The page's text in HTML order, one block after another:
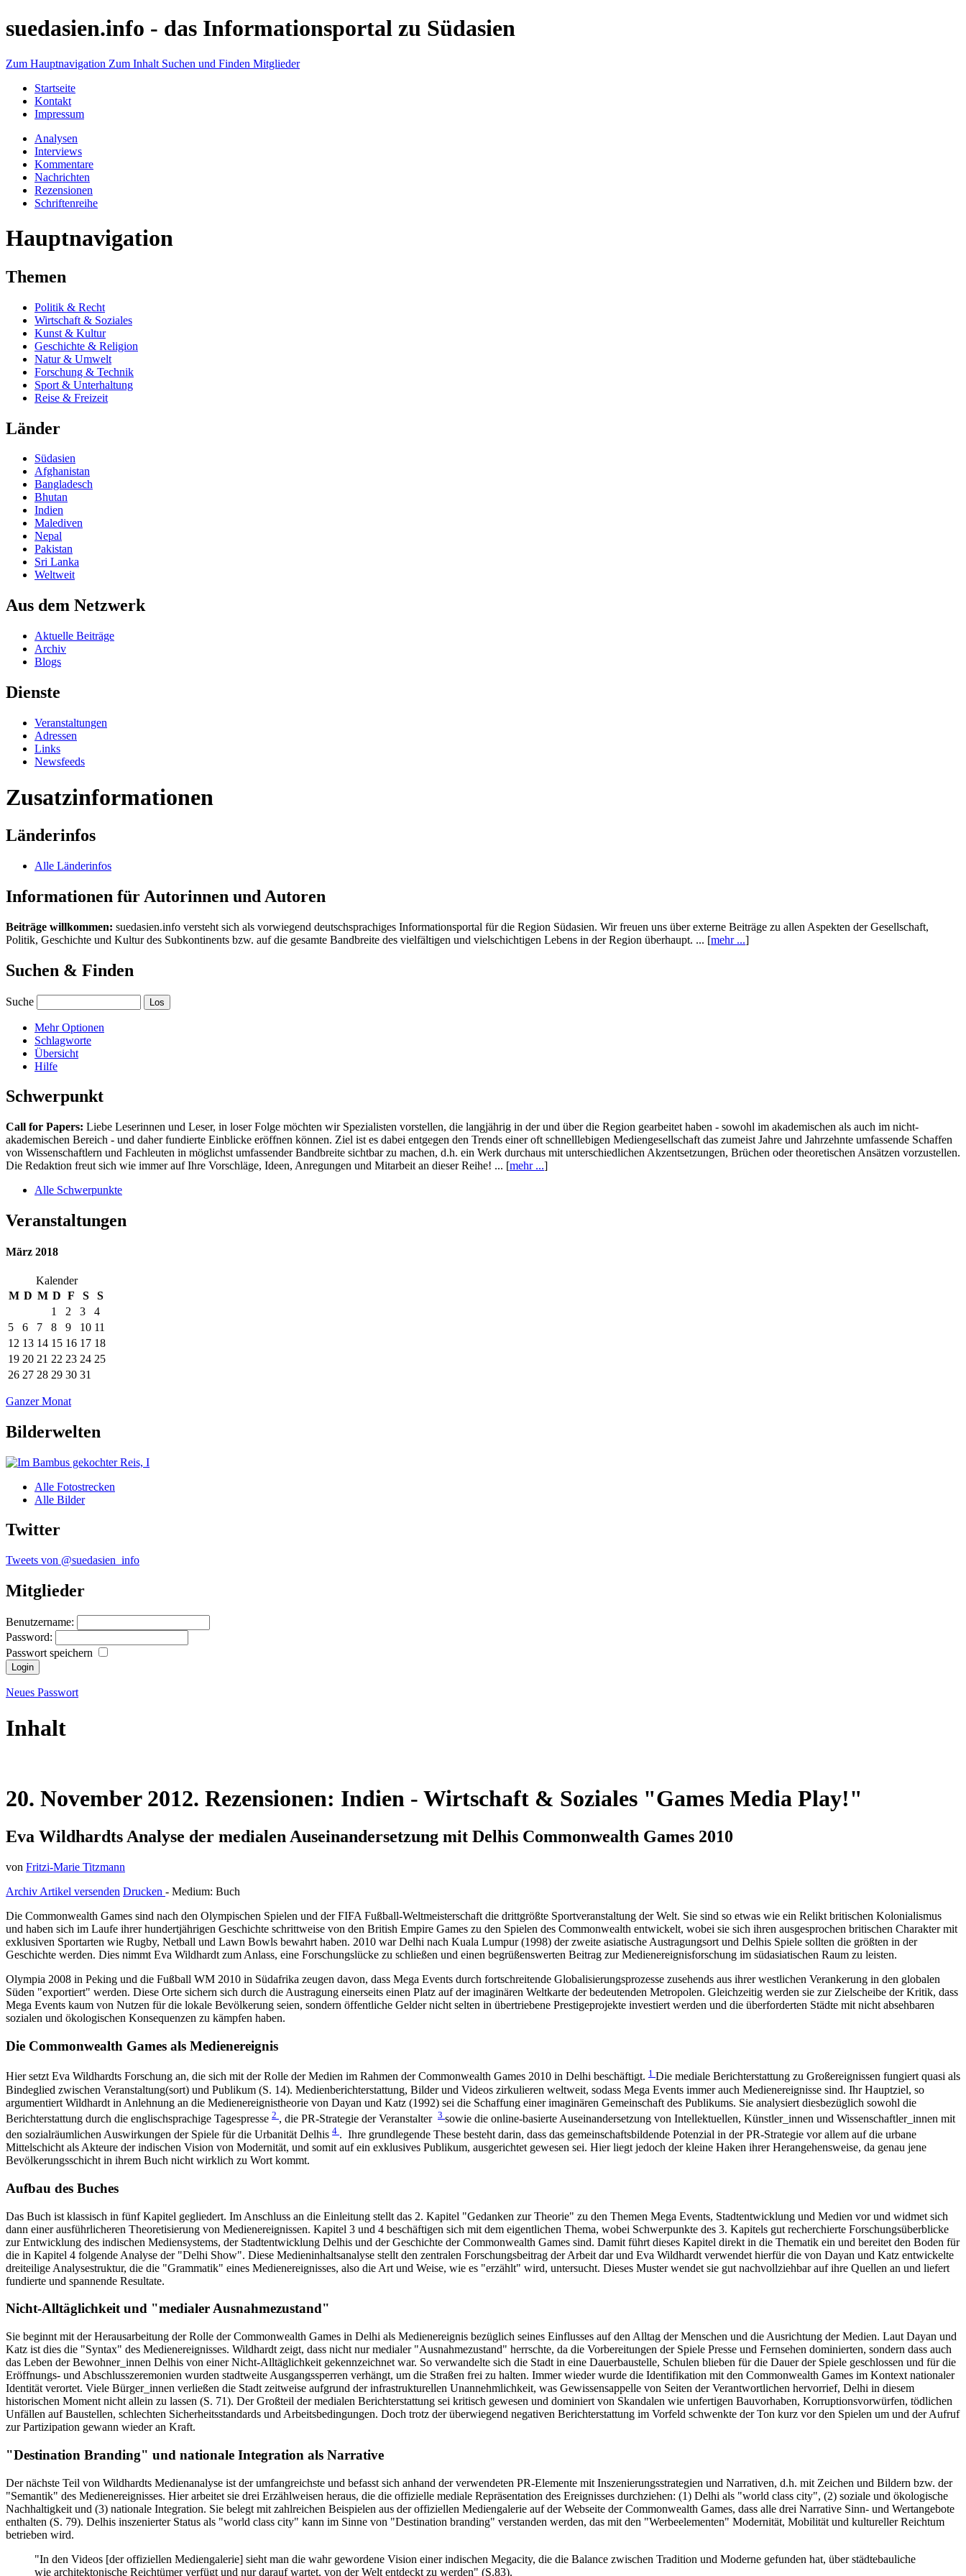
suedasien.info - das Informationsportal zu Südasien
Zum Hauptnavigation Zum Inhalt Suchen und Finden Mitglieder
Startseite
Kontakt
Impressum
Analysen
Interviews
Kommentare
Nachrichten
Rezensionen
Schriftenreihe
Hauptnavigation
Themen
Politik & Recht
Wirtschaft & Soziales
Kunst & Kultur
Geschichte & Religion
Natur & Umwelt
Forschung & Technik
Sport & Unterhaltung
Reise & Freizeit
Länder
Südasien
Afghanistan
Bangladesch
Bhutan
Indien
Malediven
Nepal
Pakistan
Sri Lanka
Weltweit
Aus dem Netzwerk
Aktuelle Beiträge
Archiv
Blogs
Dienste
Veranstaltungen
Adressen
Links
Newsfeeds
Zusatzinformationen
Länderinfos
Alle Länderinfos
Informationen für Autorinnen und Autoren
Beiträge willkommen: suedasien.info versteht sich als vorwiegend deutschsprachiges Informationsportal für die Region Südasien. Wir freuen uns über externe Beiträge zu allen Aspekten der Gesellschaft,
Politik, Geschichte und Kultur des Subkontinents bzw. auf die gesamte Bandbreite des vielfältigen und vielschichtigen Lebens in der Region überhaupt. ... [mehr ...]
Suchen & Finden
Suche
Mehr Optionen
Schlagworte
Übersicht
Hilfe
Schwerpunkt
Call for Papers: Liebe Leserinnen und Leser, in loser Folge möchten wir Spezialisten vorstellen, die langjährig in der und über die Region gearbeitet haben - sowohl im akademischen als auch im nicht-
akademischen Bereich - und daher fundierte Einblicke eröffnen können. Ziel ist es dabei entgegen den Trends einer oft schnelllebigen Mediengesellschaft das zumeist Jahre und Jahrzehnte umfassende Schaffen
von Wissenschaftlern und Fachleuten in möglichst umfassender Bandbreite sichtbar zu machen, d.h. ein Werk durchaus mit unterschiedlichen Akzentsetzungen, Brüchen oder theoretischen Ansätzen vorzustellen.
Die Redaktion freut sich wie immer auf Ihre Vorschläge, Ideen, Anregungen und Mitarbeit an dieser Reihe! ... [mehr ...]
Alle Schwerpunkte
Veranstaltungen
März 2018
Kalender
M D M D F S
S
1
2 3
4
5
6 7 8 9 10 11
12 13 14 15 16 17 18
19 20 21 22 23 24 25
26 27 28 29 30 31
Ganzer Monat
Bilderwelten
Alle Fotostrecken
Alle Bilder
Twitter
Tweets von @suedasien_info
Mitglieder
Benutzername:
Password:
Passwort speichern
Neues Passwort
Inhalt
20. November 2012. Rezensionen: Indien - Wirtschaft & Soziales "Games Media Play!"
Eva Wildhardts Analyse der medialen Auseinandersetzung mit Delhis Commonwealth Games 2010
von Fritzi-Marie Titzmann
Archiv Artikel versenden Drucken - Medium: Buch
Die Commonwealth Games sind nach den Olympischen Spielen und der FIFA Fußball-Weltmeisterschaft die drittgrößte Sportveranstaltung der Welt. Sie sind so etwas wie ein Relikt britischen Kolonialismus
und haben sich im Laufe ihrer hundertjährigen Geschichte schrittweise von den British Empire Games zu den Spielen des Commonwealth entwickelt, wobei sie sich ihren ausgesprochen britischen Charakter mit
exklusiven Sportarten wie Rugby, Netball und Lawn Bowls bewahrt haben. 2010 war Delhi nach Kuala Lumpur (1998) der zweite asiatische Austragungsort und Delhis Spiele sollten die größten in der
Geschichte werden. Dies nimmt Eva Wildhardt zum Anlass, eine Forschungslücke zu schließen und einen begrüßenswerten Beitrag zur Medienereignisforschung im südasiatischen Raum zu leisten.
Olympia 2008 in Peking und die Fußball WM 2010 in Südafrika zeugen davon, dass Mega Events durch fortschreitende Globalisierungsprozesse zusehends aus ihrer westlichen Verankerung in den globalen
Süden "exportiert" werden. Diese Orte sichern sich durch die Austragung einerseits einen Platz auf der imaginären Weltkarte der bedeutenden Metropolen. Gleichzeitig werden sie zur Zielscheibe der Kritik, dass
Mega Events kaum von Nutzen für die lokale Bevölkerung seien, sondern öffentliche Gelder nicht selten in übertriebene Prestigeprojekte investiert werden und die überforderten Städte mit nicht absehbaren
sozialen und ökologischen Konsequenzen zu kämpfen haben.
Die Commonwealth Games als Medienereignis
Hier setzt Eva Wildhardts Forschung an, die sich mit der Rolle der Medien im Rahmen der Commonwealth Games 2010 in Delhi beschäftigt. 1 Die mediale Berichterstattung zu Großereignissen fungiert quasi als
Bindeglied zwischen Veranstaltung(sort) und Publikum (S. 14). Medienberichterstattung, Bilder und Videos zirkulieren weltweit, sodass Mega Events immer auch Medienereignisse sind. Ihr Hauptziel, so
argumentiert Wildhardt in Anlehnung an die Medienereignistheorie von Dayan und Katz (1992) sei die Schaffung einer imaginären Gemeinschaft des Publikums. Sie analysiert diesbezüglich sowohl die
Berichterstattung durch die englischsprachige Tagespresse 2 , die PR-Strategie der Veranstalter 3 sowie die online-basierte Auseinandersetzung von Intellektuellen, Künstler_innen und Wissenschaftler_innen mit
den sozialräumlichen Auswirkungen der Spiele für die Urbanität Delhis 4 . Ihre grundlegende These besteht darin, dass das gemeinschaftsbildende Potenzial in der PR-Strategie vor allem auf die urbane
Mittelschicht als Akteure der indischen Vision von Modernität, und somit auf ein exklusives Publikum, ausgerichtet gewesen sei. Hier liegt jedoch der kleine Haken ihrer Herangehensweise, da genau jene
Bevölkerungsschicht in ihrem Buch nicht wirklich zu Wort kommt.
Aufbau des Buches
Das Buch ist klassisch in fünf Kapitel gegliedert. Im Anschluss an die Einleitung stellt das 2. Kapitel "Gedanken zur Theorie" zu den Themen Mega Events, Stadtentwicklung und Medien vor und widmet sich
dann einer ausführlicheren Theoretisierung von Medienereignissen. Kapitel 3 und 4 beschäftigen sich mit dem eigentlichen Thema, wobei Schwerpunkte des 3. Kapitels gut recherchierte Forschungsüberblicke
zur Entwicklung des indischen Mediensystems, der Stadtentwicklung Delhis und der Geschichte der Commonwealth Games sind. Damit führt dieses Kapitel direkt in die Thematik ein und bereitet den Boden für
die in Kapitel 4 folgende Analyse der "Delhi Show". Diese Medieninhaltsanalyse stellt den zentralen Forschungsbeitrag der Arbeit dar und Eva Wildhardt verwendet hierfür die von Dayan und Katz entwickelte
dreiteilige Analysestruktur, die die "Grammatik" eines Medienereignisses, also die Art und Weise, wie es "erzählt" wird, untersucht. Dieses Muster wendet sie gut nachvollziehbar auf ihre Quellen an und liefert
fundierte und spannende Resultate.
Nicht-Alltäglichkeit und "medialer Ausnahmezustand"
Sie beginnt mit der Herausarbeitung der Rolle der Commonwealth Games in Delhi als Medienereignis bezüglich seines Einflusses auf den Alltag der Menschen und die Ausrichtung der Medien. Laut Dayan und
Katz ist dies die "Syntax" des Medienereignisses. Wildhardt zeigt, dass nicht nur medialer "Ausnahmezustand" herrschte, da die Vorbereitungen der Spiele Presse und Fernsehen dominierten, sondern dass auch
das Leben der Bewohner_innen Delhis von einer Nicht-Alltäglichkeit gekennzeichnet war. So verwandelte sich die Stadt in eine Dauerbaustelle, Schulen blieben für die Dauer der Spiele geschlossen und für die
Eröffnungs- und Abschlusszeremonien wurden stadtweite Ausgangssperren verhängt, um die Straßen frei zu halten. Immer wieder wurde die Identifikation mit den Commonwealth Games im Kontext nationaler
Identität verortet. Viele Bürger_innen verließen die Stadt zeitweise aufgrund der infrastrukturellen Unannehmlichkeit, was Gewissensappelle von Seiten der Verantwortlichen hervorrief, Delhi in diesem
historischen Moment nicht allein zu lassen (S. 71). Der Großteil der medialen Berichterstattung sei kritisch gewesen und dominiert von Skandalen wie unfertigen Bauvorhaben, Korruptionsvorwürfen, tödlichen
Unfällen auf Baustellen, schlechten Sicherheitsstandards und Arbeitsbedingungen. Doch trotz der überwiegend negativen Berichterstattung im Vorfeld schwenkte der Ton kurz vor den Spielen um und der Aufruf
zur Partizipation gewann wieder an Kraft.
"Destination Branding" und nationale Integration als Narrative
Der nächste Teil von Wildhardts Medienanalyse ist der umfangreichste und befasst sich anhand der verwendeten PR-Elemente mit Inszenierungsstrategien und Narrativen, d.h. mit Zeichen und Bildern bzw. der
"Semantik" des Medienereignisses. Hier arbeitet sie drei Erzählweisen heraus, die die offizielle mediale Repräsentation des Ereignisses durchziehen: (1) Delhi als "world class city", (2) soziale und ökologische
Nachhaltigkeit und (3) nationale Integration. Sie belegt mit zahlreichen Beispielen aus der offiziellen Mediengalerie auf der Webseite der Commonwealth Games, dass alle drei Narrative Sinn- und Wertangebote
enthalten (S. 79). Delhis inszenierter Status als "world class city" kann im Sinne von "Destination branding" verstanden werden, das mit den "Werbeelementen" Modernität, Mobilität und kultureller Reichtum
betrieben wird.
"In den Videos [der offiziellen Mediengalerie] sieht man die wahr gewordene Vision einer indischen Megacity, die die Balance zwischen Tradition und Moderne gefunden hat, über städtebauliche
wie architektonische Reichtümer verfügt und nur darauf wartet, von der Welt entdeckt zu werden" (S.83).